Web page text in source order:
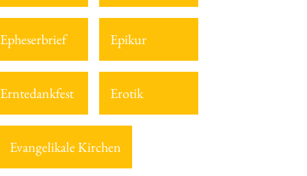
Epheserbrief Epikur
Erntedankfest Erotik
Evangelikale Kirchen